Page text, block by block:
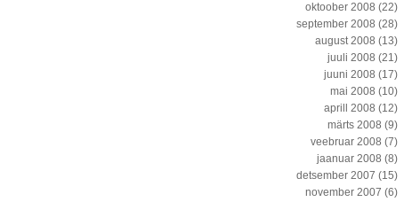
oktoober 2008 (22)
september 2008 (28)
august 2008 (13)
juuli 2008 (21)
juuni 2008 (17)
mai 2008 (10)
aprill 2008 (12)
märts 2008 (9)
veebruar 2008 (7)
jaanuar 2008 (8)
detsember 2007 (15)
november 2007 (6)